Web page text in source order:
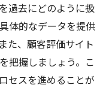
過去にどのように扱
体的なデータを提供
た、顧客評価サイト
把握しましょう。こ
セスを進めることが